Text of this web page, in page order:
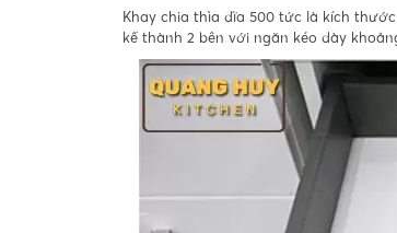
Khay chia thìa dĩa 500 tức là kích
kế thành 2 bên với ngăn kéo dày